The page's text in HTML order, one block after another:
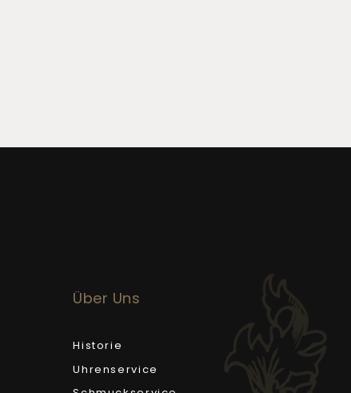
Über Uns
Historie
Uhrenservice